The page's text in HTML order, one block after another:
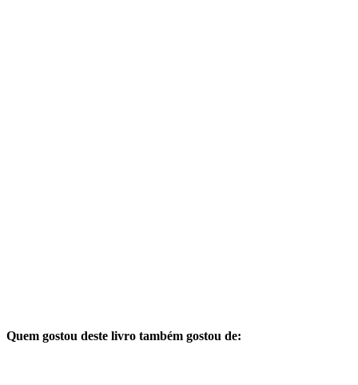
Quem gostou deste livro também gostou de: